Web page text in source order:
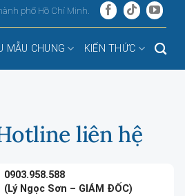
phố Hồ Chí Minh.
MẪU CHUNG KIẾN THỨC
liên hệ
0903.958.588
(Lý Ngọc Sơn – GIÁM ĐỐC)